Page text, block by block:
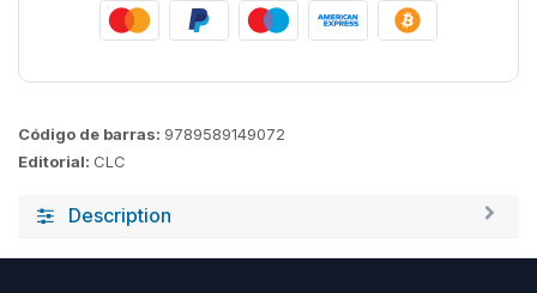
Código de barras: 9789589149072
Editorial: CLC
Description